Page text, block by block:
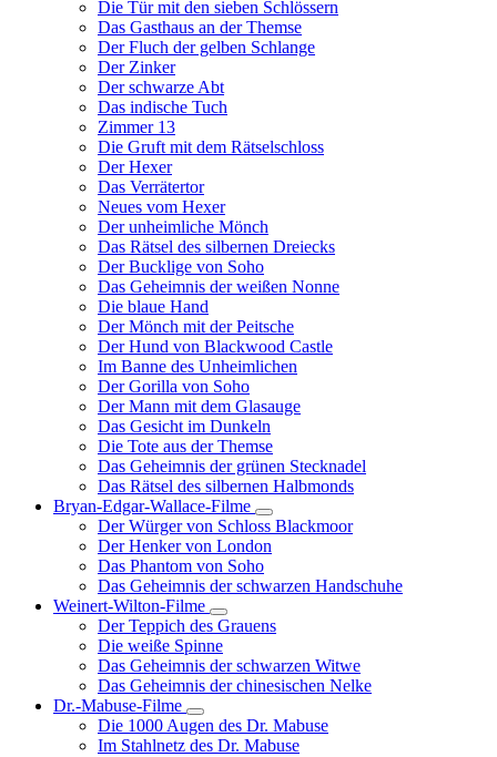
Die Tür mit den sieben Schlössern
Das Gasthaus an der Themse
Der Fluch der gelben Schlange
Der Zinker
Der schwarze Abt
Das indische Tuch
Zimmer 13
Die Gruft mit dem Rätselschloss
Der Hexer
Das Verrätertor
Neues vom Hexer
Der unheimliche Mönch
Das Rätsel des silbernen Dreiecks
Der Bucklige von Soho
Das Geheimnis der weißen Nonne
Die blaue Hand
Der Mönch mit der Peitsche
Der Hund von Blackwood Castle
Im Banne des Unheimlichen
Der Gorilla von Soho
Der Mann mit dem Glasauge
Das Gesicht im Dunkeln
Die Tote aus der Themse
Das Geheimnis der grünen Stecknadel
Das Rätsel des silbernen Halbmonds
Bryan-Edgar-Wallace-Filme
Unternavigation
von
Bryan-
Wallace-
Der Würger von Schloss Blackmoor
Der Henker von London
Das Phantom von Soho
Das Geheimnis der schwarzen Handschuhe
Weinert-Wilton-Filme
Unternavigation
von
Weinert-
Wilton-
Filme
Der Teppich des Grauens
Die weiße Spinne
Das Geheimnis der schwarzen Witwe
Das Geheimnis der chinesischen Nelke
Dr.-Mabuse-Filme
Unternavigation
von
Dr.-
Die 1000 Augen des Dr. Mabuse
Im Stahlnetz des Dr. Mabuse